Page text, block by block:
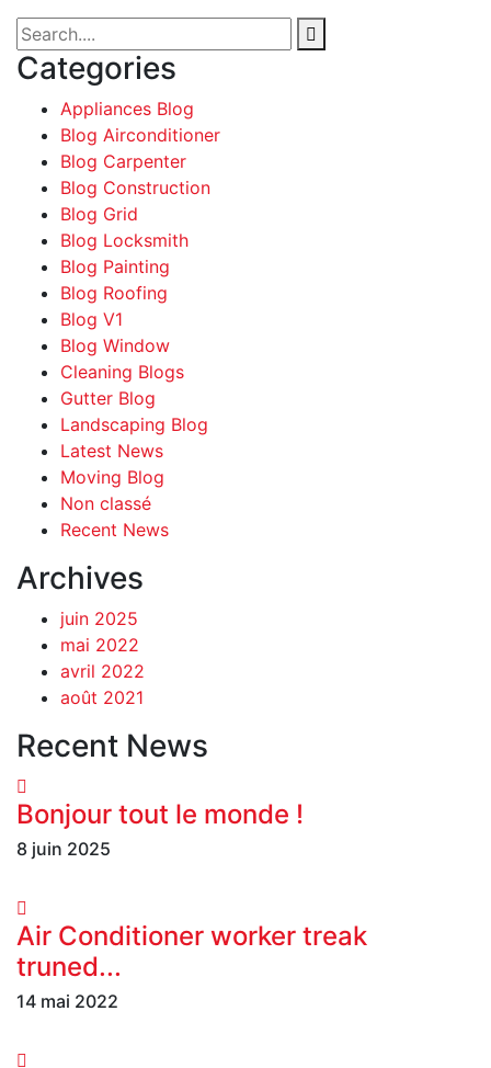
Categories
Appliances Blog
Blog Airconditioner
Blog Carpenter
Blog Construction
Blog Grid
Blog Locksmith
Blog Painting
Blog Roofing
Blog V1
Blog Window
Cleaning Blogs
Gutter Blog
Landscaping Blog
Latest News
Moving Blog
Non classé
Recent News
Archives
juin 2025
mai 2022
avril 2022
août 2021
Recent News
Bonjour tout le monde !
8 juin 2025
Air Conditioner worker treak
truned...
14 mai 2022